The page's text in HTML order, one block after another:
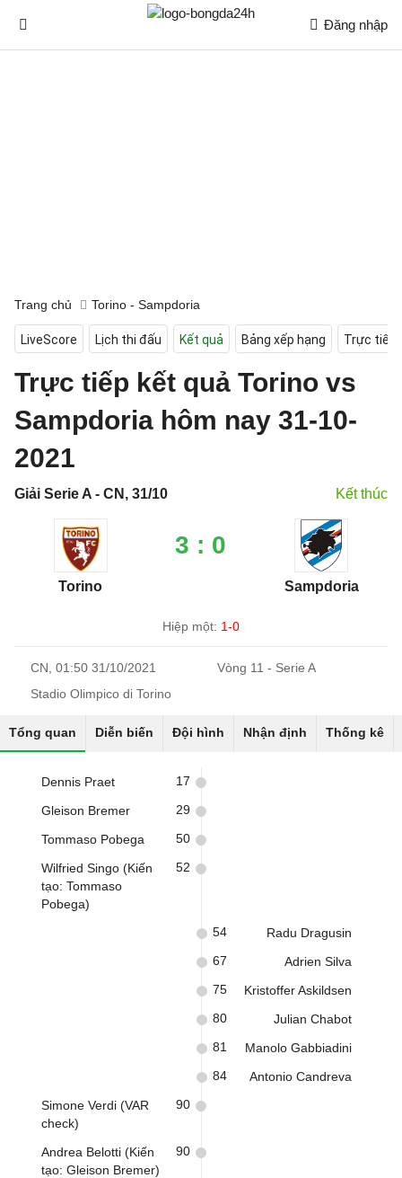
Đăng nhập
Trang chủ Torino - Sampdoria
LiveScore Lịch thi đấu Kết quả Bảng xếp hạng Trực tiếp
Trực tiếp kết quả Torino vs
Sampdoria hôm nay 31-10-
2021
Giải Serie A - CN, 31/10 Kết thúc
Torino
3 : 0
Sampdoria
Hiệp một: 1-0
CN, 01:50 31/10/2021
Vòng 11 - Serie A
Stadio Olimpico di Torino
Tổng quan Diễn biến Đội hình Nhận định Thống kê
Dennis Praet 17
Gleison Bremer 29
Tommaso Pobega 50
Wilfried Singo (Kiến
tạo: Tommaso
Pobega)
52
Radu Dragusin
54
Adrien Silva
67
Kristoffer Askildsen
75
Julian Chabot
80
Manolo Gabbiadini
81
Antonio Candreva
84
Simone Verdi (VAR
check)
90
Andrea Belotti (Kiến
tạo: Gleison Bremer)
90